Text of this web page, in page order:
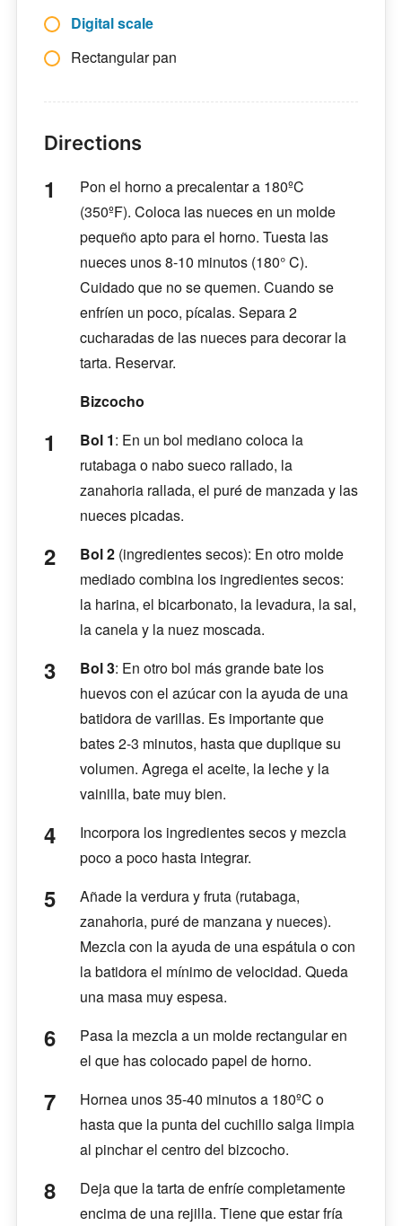
Digital scale
Rectangular pan
Directions
Pon el horno a precalentar a 180ºC
(350ºF). Coloca las nueces en un molde
pequeño apto para el horno. Tuesta las
nueces unos 8-10 minutos (180° C).
Cuidado que no se quemen. Cuando se
enfríen un poco, pícalas. Separa 2
cucharadas de las nueces para decorar la
tarta. Reservar.
Bizcocho
Bol 1: En un bol mediano coloca la
rutabaga o nabo sueco rallado, la
zanahoria rallada, el puré de manzada y las
nueces picadas.
Bol 2(ingredientes secos): En otro molde
mediado combina los ingredientes secos:
la harina, el bicarbonato, la levadura, la sal,
la canela y la nuez moscada.
Bol 3: En otro bol más grande bate los
huevos con el azúcar con la ayuda de una
batidora de varillas. Es importante que
bates 2-3 minutos, hasta que duplique su
volumen. Agrega el aceite, la leche y la
vainilla, bate muy bien.
Incorpora los ingredientes secos y mezcla
poco a poco hasta integrar.
Añade la verdura y fruta (rutabaga,
zanahoria, puré de manzana y nueces).
Mezcla con la ayuda de una espátula o con
la batidora el mínimo de velocidad. Queda
una masa muy espesa.
Pasa la mezcla a un molde rectangular en
el que has colocado papel de horno.
Hornea unos 35-40 minutos a 180ºC o
hasta que la punta del cuchillo salga limpia
al pinchar el centro del bizcocho.
Deja que la tarta de enfríe completamente
encima de una rejilla. Tiene que estar fría